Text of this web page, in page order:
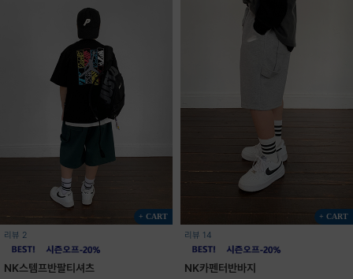
+ CART
리뷰 2
NK스템프반팔티셔츠
+ CART
리뷰 14
NK카펜터반바지